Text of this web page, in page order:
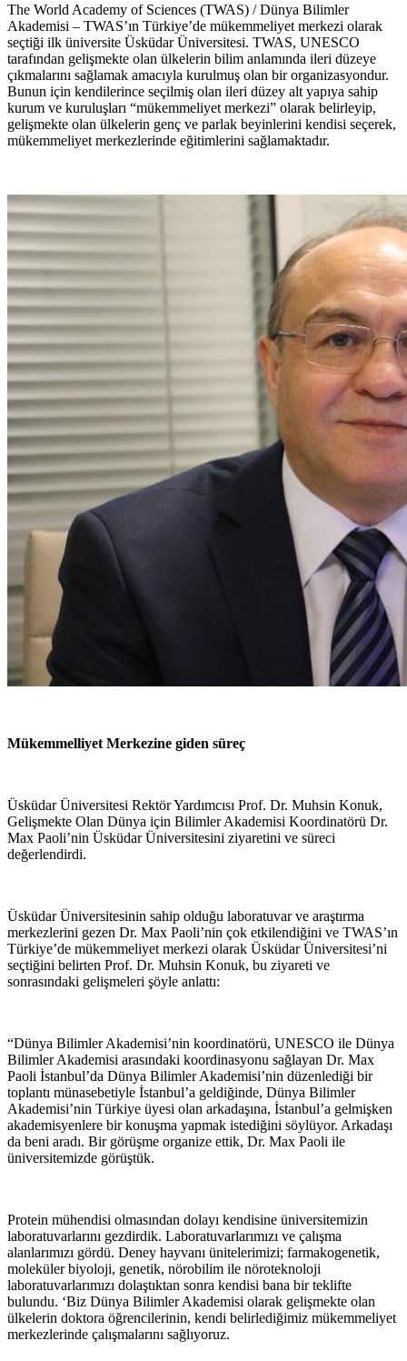
The World Academy of Sciences (TWAS) / Dünya Bilimler
Akademisi – TWAS’ın Türkiye’de mükemmeliyet merkezi olarak
seçtiği ilk üniversite Üsküdar Üniversitesi. TWAS, UNESCO
tarafından gelişmekte olan ülkelerin bilim anlamında ileri düzeye
çıkmalarını sağlamak amacıyla kurulmuş olan bir organizasyondur.
Bunun için kendilerince seçilmiş olan ileri düzey alt yapıya sahip
kurum ve kuruluşları “mükemmeliyet merkezi” olarak belirleyip,
gelişmekte olan ülkelerin genç ve parlak beyinlerini kendisi seçerek,
mükemmeliyet merkezlerinde eğitimlerini sağlamaktadır.
Mükemmelliyet Merkezine giden süreç
Üsküdar Üniversitesi Rektör Yardımcısı Prof. Dr. Muhsin Konuk,
Gelişmekte Olan Dünya için Bilimler Akademisi Koordinatörü Dr.
Max Paoli’nin Üsküdar Üniversitesini ziyaretini ve süreci
değerlendirdi.
Üsküdar Üniversitesinin sahip olduğu laboratuvar ve araştırma
merkezlerini gezen Dr. Max Paoli’nin çok etkilendiğini ve TWAS’ın
Türkiye’de mükemmeliyet merkezi olarak Üsküdar Üniversitesi’ni
seçtiğini belirten Prof. Dr. Muhsin Konuk, bu ziyareti ve
sonrasındaki gelişmeleri şöyle anlattı:
“Dünya Bilimler Akademisi’nin koordinatörü, UNESCO ile Dünya
Bilimler Akademisi arasındaki koordinasyonu sağlayan Dr. Max
Paoli İstanbul’da Dünya Bilimler Akademisi’nin düzenlediği bir
toplantı münasebetiyle İstanbul’a geldiğinde, Dünya Bilimler
Akademisi’nin Türkiye üyesi olan arkadaşına, İstanbul’a gelmişken
akademisyenlere bir konuşma yapmak istediğini söylüyor. Arkadaşı
da beni aradı. Bir görüşme organize ettik, Dr. Max Paoli ile
üniversitemizde görüştük.
Protein mühendisi olmasından dolayı kendisine üniversitemizin
laboratuvarlarını gezdirdik. Laboratuvarlarımızı ve çalışma
alanlarımızı gördü. Deney hayvanı ünitelerimizi; farmakogenetik,
moleküler biyoloji, genetik, nörobilim ile nöroteknoloji
laboratuvarlarımızı dolaştıktan sonra kendisi bana bir teklifte
bulundu. ‘Biz Dünya Bilimler Akademisi olarak gelişmekte olan
ülkelerin doktora öğrencilerinin, kendi belirlediğimiz mükemmeliyet
merkezlerinde çalışmalarını sağlıyoruz.